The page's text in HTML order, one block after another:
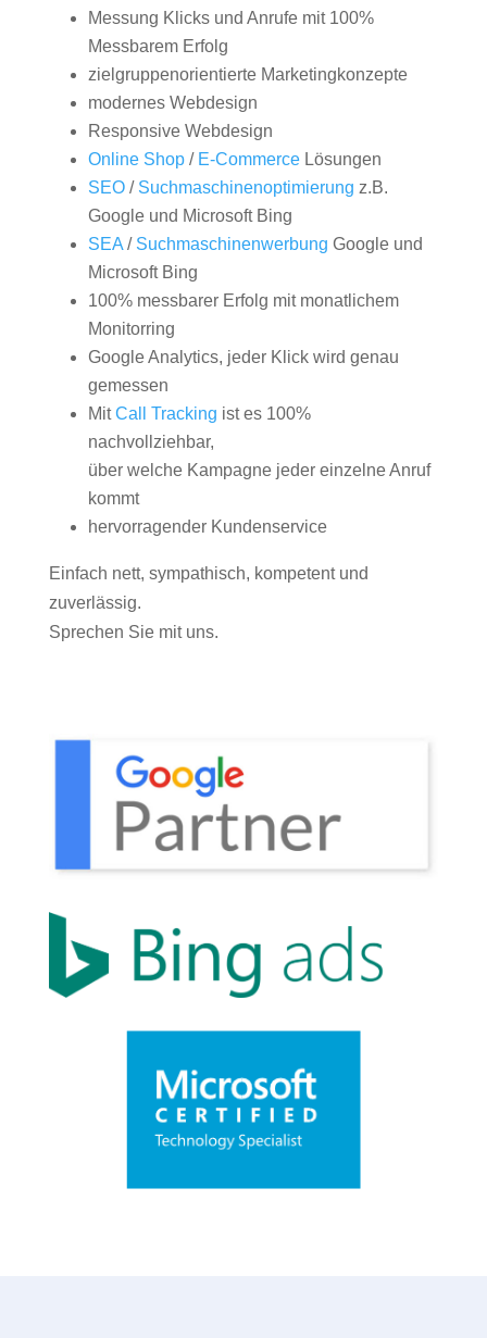
Messung Klicks und Anrufe mit 100%
Messbarem Erfolg
zielgruppenorientierte Marketingkonzepte
modernes Webdesign
Responsive Webdesign
Online Shop/ E-CommerceLösungen
SEO/ Suchmaschinenoptimierung z.B.
Google und Microsoft Bing
SEA/ Suchmaschinenwerbung Google und
Microsoft Bing
100% messbarer Erfolg mit monatlichem
Monitorring
Google Analytics, jeder Klick wird genau
gemessen
MitCall Tracking ist es 100%
nachvollziehbar,
über welche Kampagne jeder einzelne Anruf
kommt
hervorragender Kundenservice
Einfach nett, sympathisch, kompetent und
zuverlässig.
Sprechen Sie mit uns.